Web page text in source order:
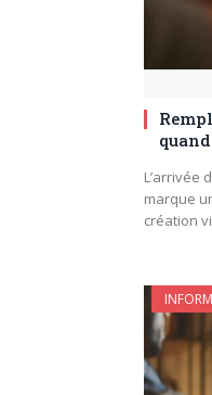
L’arrivée
marque
création